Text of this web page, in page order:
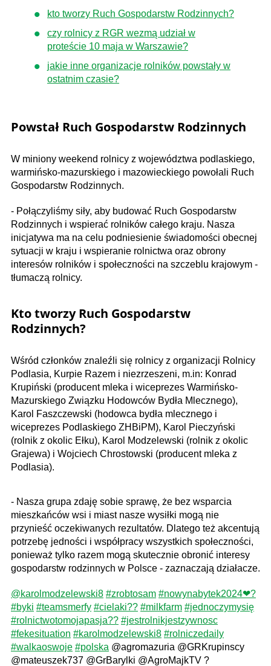
kto tworzy Ruch Gospodarstw Rodzinnych?
czy rolnicy z RGR wezmą udział w
proteście 10 maja w Warszawie?
jakie inne organizacje rolników powstały w
ostatnim czasie?
Powstał Ruch Gospodarstw Rodzinnych
W miniony weekend rolnicy z województwa podlaskiego,
warmińsko-mazurskiego i mazowieckiego powołali Ruch
Gospodarstw Rodzinnych.
- Połączyliśmy siły, aby budować Ruch Gospodarstw
Rodzinnych i wspierać rolników całego kraju. Nasza
inicjatywa ma na celu podniesienie świadomości obecnej
sytuacji w kraju i wspieranie rolnictwa oraz obrony
interesów rolników i społeczności na szczeblu krajowym -
tłumaczą rolnicy.
Kto tworzy Ruch Gospodarstw
Rodzinnych?
Wśród członków znaleźli się rolnicy z organizacji Rolnicy
Podlasia, Kurpie Razem i niezrzeszeni, m.in: Konrad
Krupiński (producent mleka i wiceprezes Warmińsko-
Mazurskiego Związku Hodowców Bydła Mlecznego),
Karol Faszczewski (hodowca bydła mlecznego i
wiceprezes Podlaskiego ZHBiPM), Karol Pieczyński
(rolnik z okolic Ełku), Karol Modzelewski (rolnik z okolic
Grajewa) i Wojciech Chrostowski (producent mleka z
Podlasia).
- Nasza grupa zdaję sobie sprawę, że bez wsparcia
mieszkańców wsi i miast nasze wysiłki mogą nie
przynieść oczekiwanych rezultatów. Dlatego też akcentują
potrzebę jedności i współpracy wszystkich społeczności,
ponieważ tylko razem mogą skutecznie obronić interesy
gospodarstw rodzinnych w Polsce - zaznaczają działacze.
@karolmodzelewski8 #zrobtosam #nowynabytek2024❤?
#byki #teamsmerfy #cielaki?? #milkfarm #jednoczymysię
#rolnictwotomojapasja?? #jestrolnikjestzywnosc
#fekesituation #karolmodzelewski8 #rolniczedaily
#walkaoswoje #polska @agromazuria @GRKrupinscy
@mateuszek737 @GrBarylki @AgroMajkTV ?